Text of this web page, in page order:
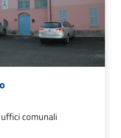
comunali